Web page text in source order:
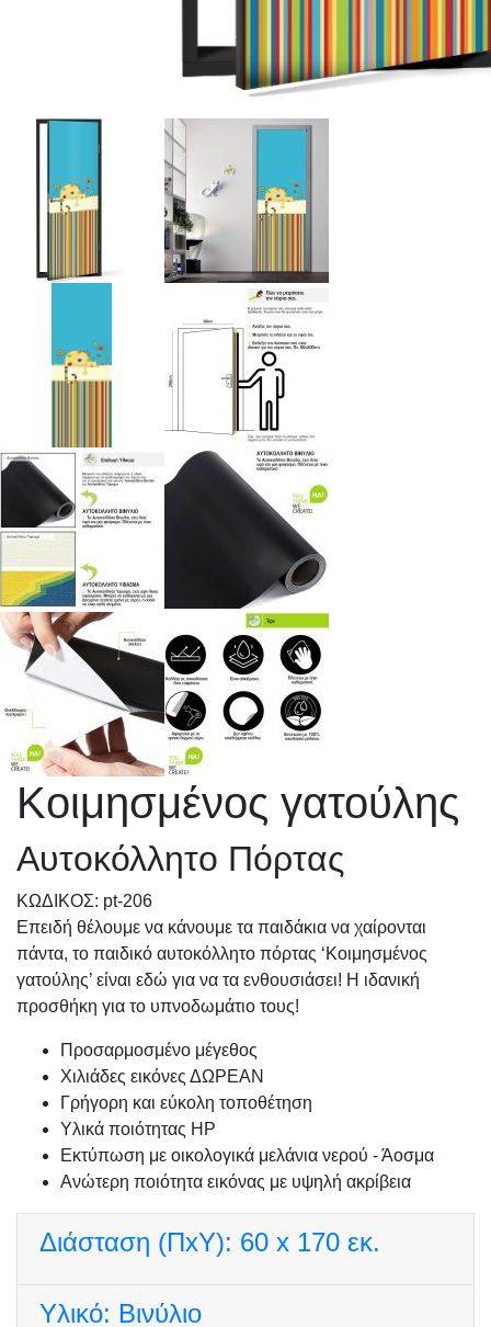
Κοιμησμένος γατούλης
Αυτοκόλλητο Πόρτας
KΩΔΙΚΟΣ: pt-206
Επειδή θέλουμε να κάνουμε τα παιδάκια να χαίρονται
πάντα, το παιδικό αυτοκόλλητο πόρτας ‘Κοιμησμένος
γατούλης’ είναι εδώ για να τα ενθουσιάσει! Η ιδανική
προσθήκη για το υπνοδωμάτιο τους!
Προσαρμοσμένo μέγεθος
Χιλιάδες εικόνες ΔΩΡΕΑΝ
Γρήγορη και εύκολη τοποθέτηση
Υλικά ποιότητας HP
Εκτύπωση με οικολογικά μελάνια νερού - Άοσμα
Ανώτερη ποιότητα εικόνας με υψηλή ακρίβεια
Διάσταση (ΠxΥ): 60 x 170 εκ.
Υλικό: Βινύλιο